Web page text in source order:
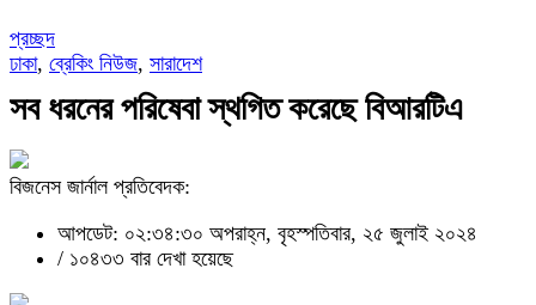
প্রচ্ছদ
ঢাকা, ব্রেকিং নিউজ, সারাদেশ
সব ধরনের পরিষেবা স্থগিত করেছে বিআরটিএ
বিজনেস জার্নাল প্রতিবেদক:
আপডেট: ০২:৩৪:৩০ অপরাহ্ন, বৃহস্পতিবার, ২৫ জুলাই ২০২৪
/ ১০৪৩৩ বার দেখা হয়েছে